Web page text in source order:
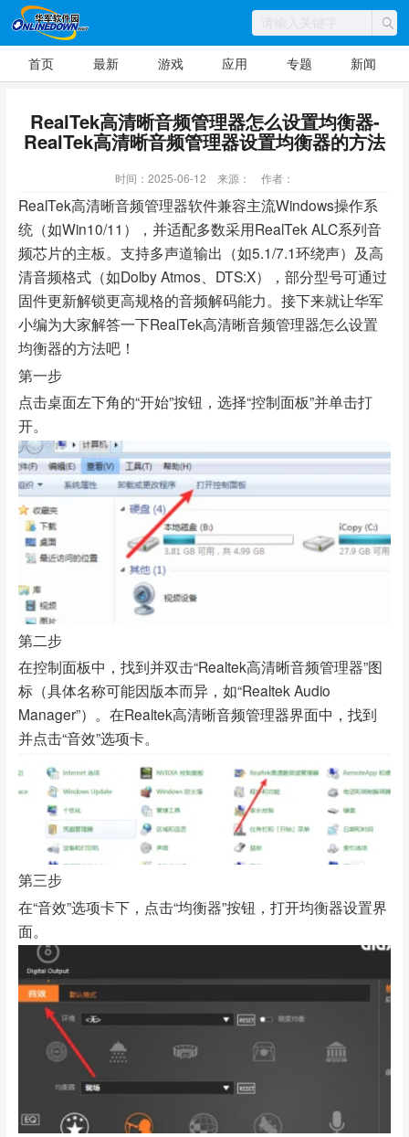
首页 最新 游戏 应用 专题 新闻
RealTek高清晰音频管理器怎么设置均衡器-
RealTek高清晰音频管理器设置均衡器的方法
时间：2025-06-12 来源： 作者：
RealTek高清晰音频管理器软件兼容主流Windows操作系
统（如Win10/11），并适配多数采用RealTek ALC系列音
频芯片的主板。支持多声道输出（如5.1/7.1环绕声）及高
清音频格式（如Dolby Atmos、DTS:X），部分型号可通过
固件更新解锁更高规格的音频解码能力。接下来就让华军
小编为大家解答一下RealTek高清晰音频管理器怎么设置
均衡器的方法吧！
第一步
点击桌面左下角的“开始”按钮，选择“控制面板”并单击打
开。
第二步
在控制面板中，找到并双击“Realtek高清晰音频管理器”图
标（具体名称可能因版本而异，如“Realtek Audio
Manager”）。在Realtek高清晰音频管理器界面中，找到
并点击“音效”选项卡。
第三步
在“音效”选项卡下，点击“均衡器”按钮，打开均衡器设置界
面。